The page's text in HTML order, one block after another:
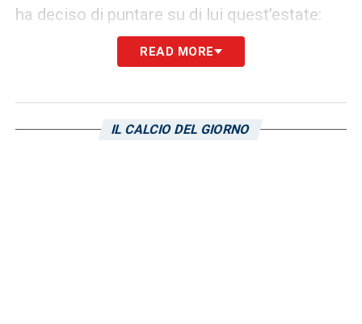
ha deciso di puntare su di lui quest’estate:
colpi da killer sottoporta, guida per i
compagni e, soprattutto, otto gol
tanto prolifico quanto Lapadula. Il bomber
READ MORE
IL CALCIO DEL GIORNO